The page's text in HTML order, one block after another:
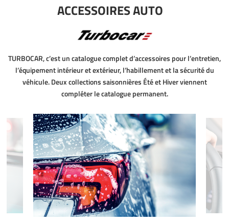
ACCESSOIRES AUTO
TURBOCAR, c’est un catalogue complet d’accessoires pour l’entretien,
l’équipement intérieur et extérieur, l’habillement et la sécurité du
véhicule. Deux collections saisonnières Été et Hiver viennent
compléter le catalogue permanent.